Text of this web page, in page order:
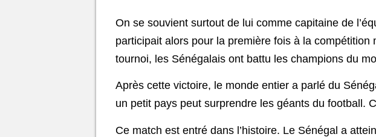
On se souvient surtout de lui comme capitaine de
participait alors pour la première fois à la
tournoi, les Sénégalais ont battu les champions du
Après cette victoire, le monde entier a parlé du
un petit pays peut surprendre les géants du football.
Ce match est entré dans l’histoire. Le Sénégal a